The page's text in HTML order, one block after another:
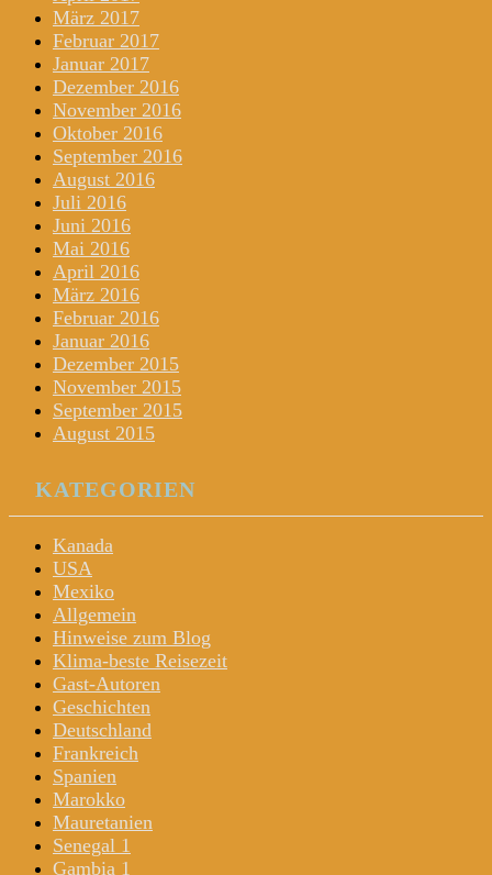
März 2017
Februar 2017
Januar 2017
Dezember 2016
November 2016
Oktober 2016
September 2016
August 2016
Juli 2016
Juni 2016
Mai 2016
April 2016
März 2016
Februar 2016
Januar 2016
Dezember 2015
November 2015
September 2015
August 2015
KATEGORIEN
Kanada
USA
Mexiko
Allgemein
Hinweise zum Blog
Klima-beste Reisezeit
Gast-Autoren
Geschichten
Deutschland
Frankreich
Spanien
Marokko
Mauretanien
Senegal 1
Gambia 1